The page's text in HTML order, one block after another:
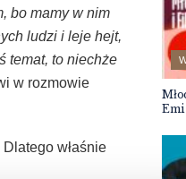
bo mamy w nim
ludzi i leje hejt,
temat, to niechże
w rozmowie
właśnie
Emi